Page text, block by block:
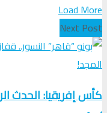
Load More
Next Post
كأس إفريقيا: الحدث